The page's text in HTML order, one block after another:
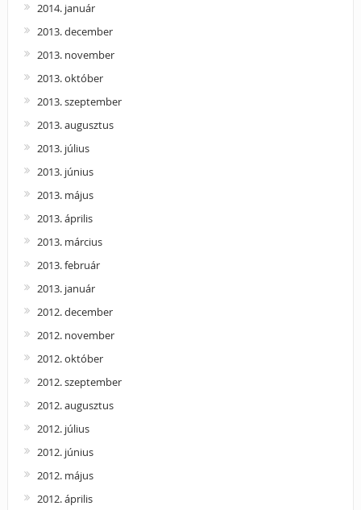
2014. január
2013. december
2013. november
2013. október
2013. szeptember
2013. augusztus
2013. július
2013. június
2013. május
2013. április
2013. március
2013. február
2013. január
2012. december
2012. november
2012. október
2012. szeptember
2012. augusztus
2012. július
2012. június
2012. május
2012. április